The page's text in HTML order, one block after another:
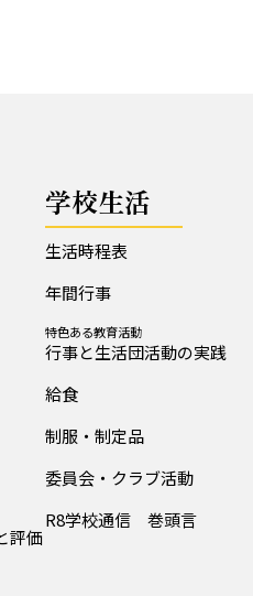
評価
学校生活
生活時程表
年間行事
特色ある教育活動
行事と生活団活動の実践
給食
制服・制定品
委員会・クラブ活動
R8学校通信 巻頭言